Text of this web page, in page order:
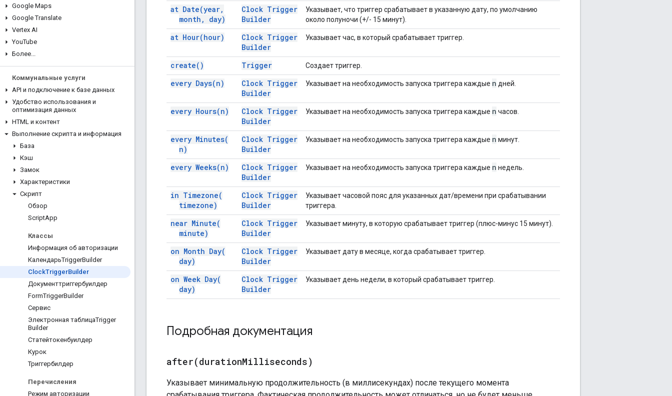
Google Maps
Google Translate
Vertex AI
YouTube
Более...
Коммунальные услуги
API и подключение к базе данных
Удобство использования и
оптимизация данных
HTML и контент
Выполнение скрипта и информация
База
Кэш
Замок
Характеристики
Скрипт
Обзор
ScriptApp
Классы
Информация об авторизации
КалендарьTriggerBuilder
ClockTriggerBuilder
Документтриггербуилдер
FormTriggerBuilder
Сервис
Электронная таблицаTrigger
Builder
Статейтокенбуилдер
Курок
Триггербилдер
Перечисления
Режим авторизации
at Date(year,
month , day)
Clock Trigger
Builder
Указывает, что триггер срабатывает в указанную дату, по умолчанию
около полуночи (+/- 15 минут).
at Hour(hour)
Clock Trigger
Builder
Указывает час, в который срабатывает триггер.
create( ) Trigger Создает триггер.
every Days(n)
Clock Trigger
Builder
Указывает на необходимость запуска триггера каждые n дней.
every Hours(n)
Clock Trigger
Builder
Указывает на необходимость запуска триггера каждые n часов.
every Minutes(
n)
Clock Trigger
Builder
Указывает на необходимость запуска триггера каждые n минут.
every Weeks(n)
Clock Trigger
Builder
Указывает на необходимость запуска триггера каждые n недель.
in Timezone(
timezone)
Clock Trigger
Builder
Указывает часовой пояс для указанных дат/времени при срабатывании
триггера.
near Minute(
minute)
Clock Trigger
Builder
Указывает минуту, в которую срабатывает триггер (плюс-минус 15 минут).
on Month Day(
day)
Clock Trigger
Builder
Указывает дату в месяце, когда срабатывает триггер.
on Week Day(
day)
Clock Trigger
Builder
Указывает день недели, в который срабатывает триггер.
Подробная документация
after(durationMilliseconds)
Указывает минимальную продолжительность (в миллисекундах) после текущего момента